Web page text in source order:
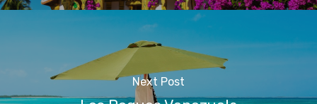
Next Post